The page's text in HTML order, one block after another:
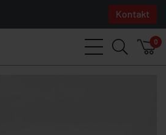
Kontakt
0